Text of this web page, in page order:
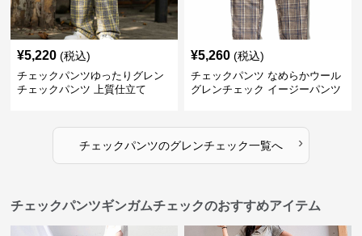
¥5,220 (税込)
チェックパンツゆったりグレン
チェックパンツ 上質仕立て
¥5,260 (税込)
チェックパンツ なめらかウール
グレンチェック イージーパンツ
チェックパンツのグレンチェック一覧へ ›
チェックパンツギンガムチェックのおすすめアイテム